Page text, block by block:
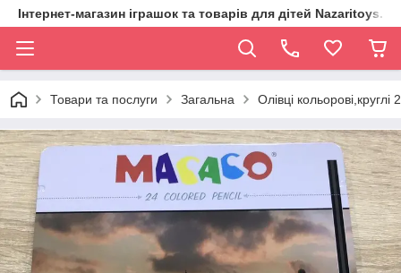
Інтернет-магазин іграшок та товарів для дітей
Товари та послуги Загальна Олівці